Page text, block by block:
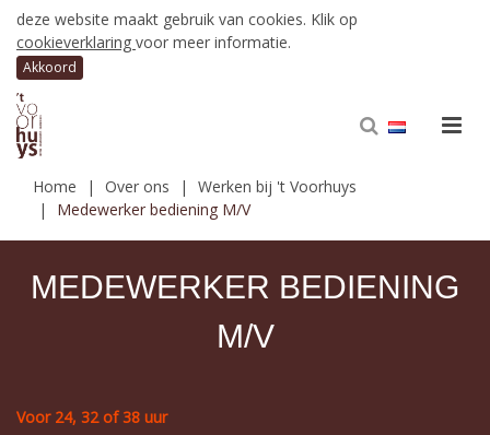
deze website maakt gebruik van cookies. Klik op
cookieverklaring voor meer informatie.
Home Over ons
Werken bij 't Voorhuys
Medewerker bediening M/V
MEDEWERKER BEDIENING
M/V
Voor 24, 32 of 38 uur